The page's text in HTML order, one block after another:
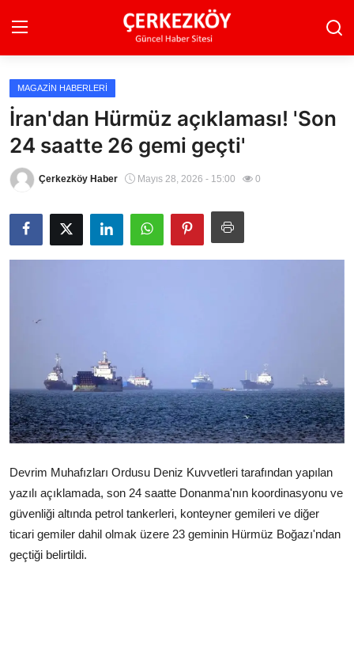
Ana Sayfa
Son Dakika
Ekonomi Haberleri
Magazin Haberleri
Spor Haberleri
Çerkezköy
MAGAZIN HABERLERI
İran'dan Hürmüz açıklaması! 'Son
24 saatte 26 gemi geçti'
Çerkezköy Haber Mayıs 28, 2026 - 15:00 0
Devrim Muhafızları Ordusu Deniz Kuvvetleri tarafından yapılan
yazılı açıklamada, son 24 saatte Donanma'nın koordinasyonu ve
güvenliği altında petrol tankerleri, konteyner gemileri ve diğer
ticari gemiler dahil olmak üzere 23 geminin Hürmüz Boğazı'ndan
geçtiği belirtildi.